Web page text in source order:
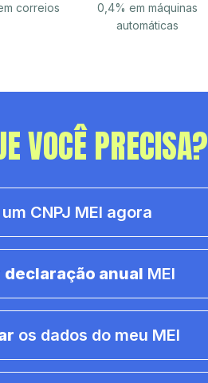
correios
0,4% em máquinas
automáticas
VOCÊ PRECISA?
um CNPJ MEI agora
declaração anual MEI
os dados do meu MEI